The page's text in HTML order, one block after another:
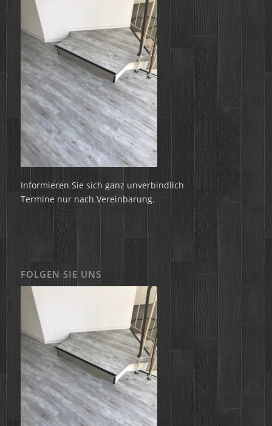
Informieren Sie sich ganz unverbindlich
Termine nur nach Vereinbarung.
FOLGEN SIE UNS